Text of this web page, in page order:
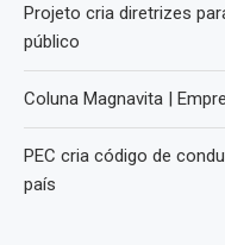
Projeto cria diretrizes
público
Coluna Magnavita |
PEC cria código de
país